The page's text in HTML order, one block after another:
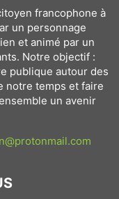
francophone à
un personnage
et animé par un
Notre objectif :
publique autour des
notre temps et faire
un avenir